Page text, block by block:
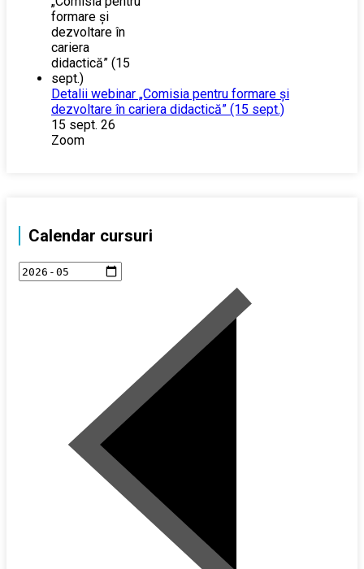
Detalii webinar „Comisia pentru formare și
dezvoltare în cariera didactică” (15 sept.)
15 sept. 26
Zoom
Calendar cursuri